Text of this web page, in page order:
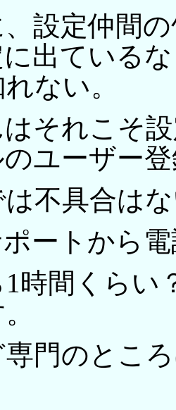
設定仲間
に出ている
ない。
それこそ
ユーザー
不具合は
ートから
時間くらい
門のとこ